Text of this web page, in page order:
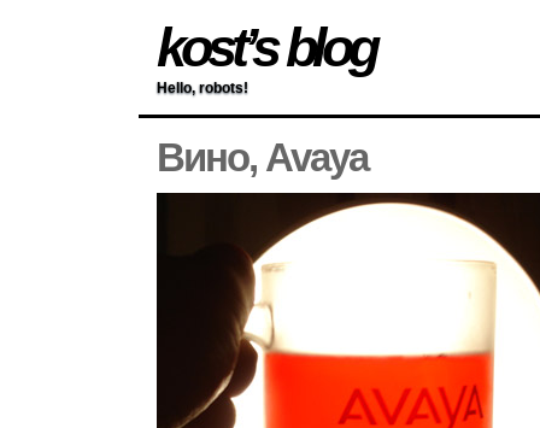
kost’s blog
Hello, robots!
Вино, Avaya